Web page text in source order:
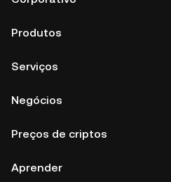
Produtos
Serviços
Negócios
Preços de criptos
Aprender